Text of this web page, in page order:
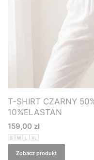
T-SHIRT CZARNY 50%BAWEŁNA, 40%WISKOZA,
10%ELASTAN
Cena
159,00 zł
S M L XL
Zobacz produkt